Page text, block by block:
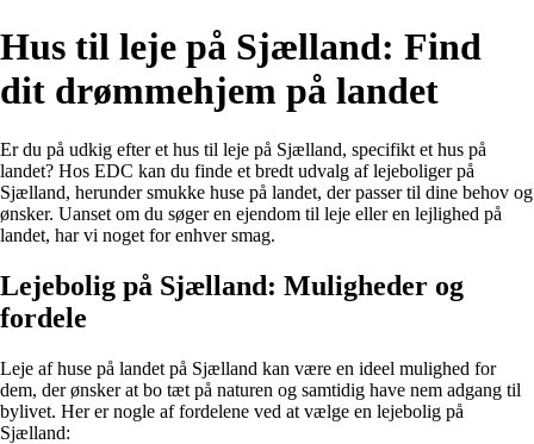
Hus til leje på Sjælland: Find
dit drømmehjem på landet
Er du på udkig efter et hus til leje på Sjælland, specifikt et hus på
landet? Hos EDC kan du finde et bredt udvalg af lejeboliger på
Sjælland, herunder smukke huse på landet, der passer til dine behov og
ønsker. Uanset om du søger en ejendom til leje eller en lejlighed på
landet, har vi noget for enhver smag.
Lejebolig på Sjælland: Muligheder og
fordele
Leje af huse på landet på Sjælland kan være en ideel mulighed for
dem, der ønsker at bo tæt på naturen og samtidig have nem adgang til
bylivet. Her er nogle af fordelene ved at vælge en lejebolig på
Sjælland: